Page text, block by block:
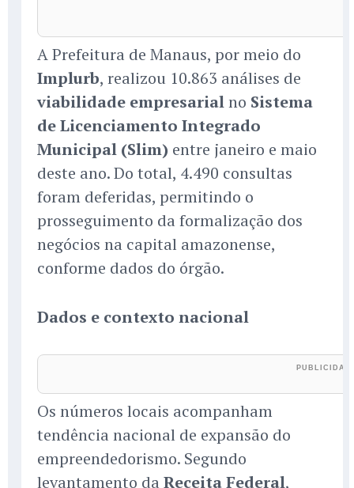
A Prefeitura de Manaus, por meio do
Implurb, realizou 10.863 análises de
viabilidade empresarialno Sistema
de Licenciamento Integrado
Municipal (Slim) entre janeiro e maio
deste ano. Do total, 4.490 consultas
foram deferidas, permitindo o
prosseguimento da formalização dos
negócios na capital amazonense,
conforme dados do órgão.
Dados e contexto nacional
Os números locais acompanham
tendência nacional de expansão do
empreendedorismo. Segundo
levantamento da Receita Federal,